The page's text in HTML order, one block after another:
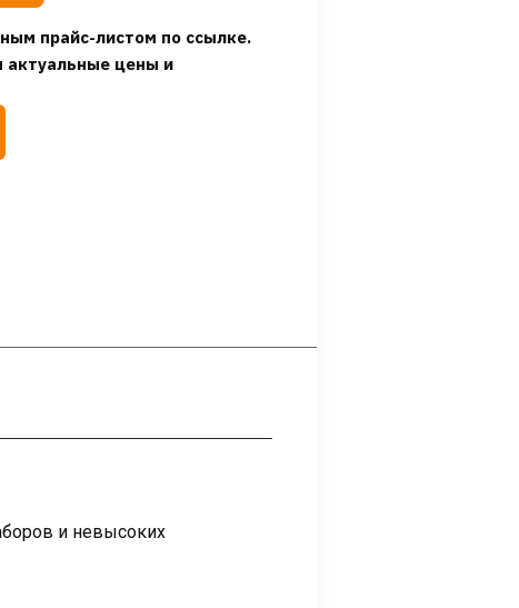
прайс-листом по ссылке.
актуальные цены и
и невысоких